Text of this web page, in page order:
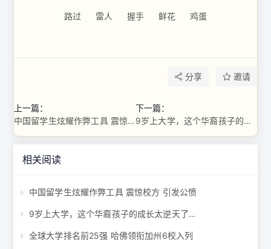
路过 雷人 握手 鲜花 鸡蛋
分享 邀请
上一篇：
中国留学生炫耀作弊工具 震惊校方 引发公愤
下一篇：
9岁上大学，这个华裔孩子的成长太逆天了…
相关阅读
中国留学生炫耀作弊工具 震惊校方 引发公愤
9岁上大学，这个华裔孩子的成长太逆天了…
全球大学排名前25强 哈佛领衔加州6校入列